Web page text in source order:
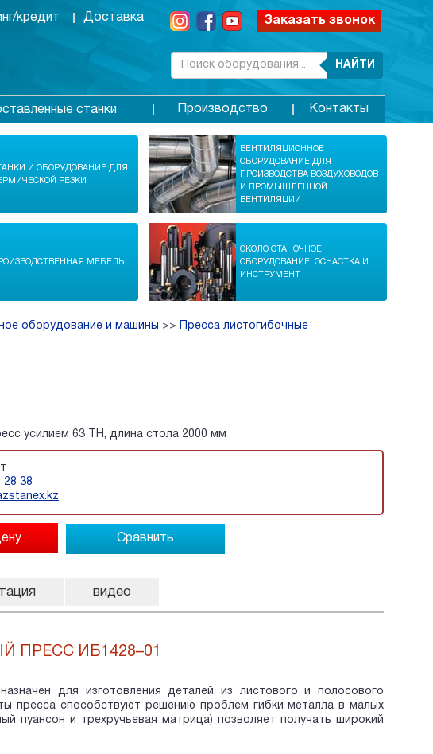
кредит Доставка Заказать звонок
НАЙТИ
станки Производство Контакты
И ОБОРУДОВАНИЕ ДЛЯ
РЕЗКИ
ВЕНТИЛЯЦИОННОЕ
ОБОРУДОВАНИЕ ДЛЯ
ПРОИЗВОДСТВА ВОЗДУХОВОДОВ
И ПРОМЫШЛЕННОЙ
ВЕНТИЛЯЦИИ
МЕБЕЛЬ
ОКОЛО СТАНОЧНОЕ
ОБОРУДОВАНИЕ, ОСНАСТКА И
ИНСТРУМЕНТ
оборудование и машины >>
Пресса листогибочные
усилием 63 ТН, длина стола 2000 мм
28 38
Сравнить
видео
ПРЕСС ИБ1428–01
для изготовления деталей из листового и полосового
пресса способствуют решению проблем гибки металла в малых
пуансон и трехручьевая матрица) позволяет получать широкий